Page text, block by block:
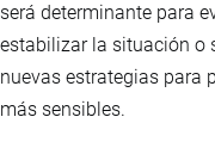
será determinante para
estabilizar la situación o
nuevas estrategias para
más sensibles.